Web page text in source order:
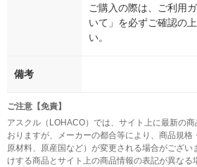
ご購入の際は、ご利用
いて」を必ずご確認の
い。
備考
ご注意【免責】
アスクル（LOHACO）では、サイト上に最新の
おりますが、メーカーの都合等により、商品規格
原材料、原産国など）が変更される場合がござい
けする商品とサイト上の商品情報の表記が異なる